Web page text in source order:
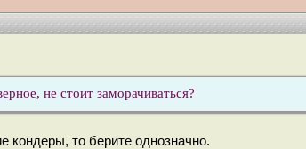
не стоит заморачиваться?
кондеры, то берите однозначно.